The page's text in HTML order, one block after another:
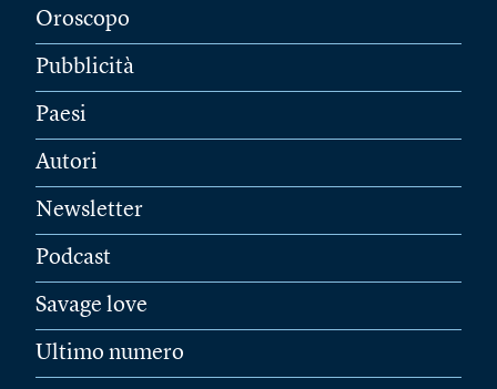
Oroscopo
Pubblicità
Paesi
Autori
Newsletter
Podcast
Savage love
Ultimo numero